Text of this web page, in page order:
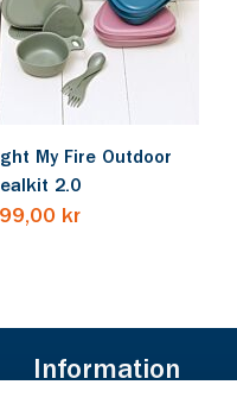
My Fire Outdoor
2.0
kr
Information